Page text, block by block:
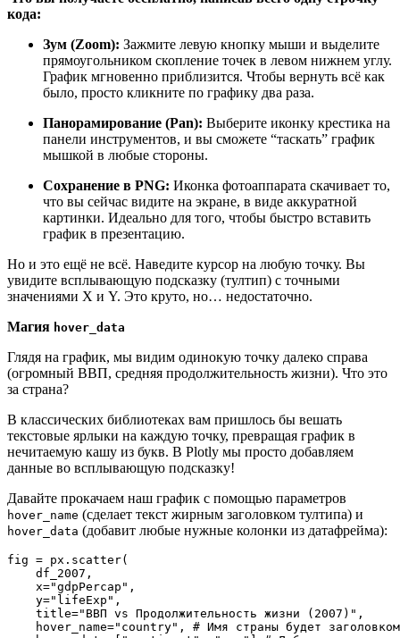
кода:
Зум (Zoom): Зажмите левую кнопку мыши и выделите
прямоугольником скопление точек в левом нижнем углу.
График мгновенно приблизится. Чтобы вернуть всё как
было, просто кликните по графику два раза.
Панорамирование (Pan): Выберите иконку крестика на
панели инструментов, и вы сможете “таскать” график
мышкой в любые стороны.
Сохранение в PNG: Иконка фотоаппарата скачивает то,
что вы сейчас видите на экране, в виде аккуратной
картинки. Идеально для того, чтобы быстро вставить
график в презентацию.
Но и это ещё не всё. Наведите курсор на любую точку. Вы
увидите всплывающую подсказку (тултип) с точными
значениями X и Y. Это круто, но… недостаточно.
Магия hover_data
Глядя на график, мы видим одинокую точку далеко справа
(огромный ВВП, средняя продолжительность жизни). Что это
за страна?
В классических библиотеках вам пришлось бы вешать
текстовые ярлыки на каждую точку, превращая график в
нечитаемую кашу из букв. В Plotly мы просто добавляем
данные во всплывающую подсказку!
Давайте прокачаем наш график с помощью параметров
hover_name (сделает текст жирным заголовком тултипа) и
hover_data (добавит любые нужные колонки из датафрейма):
fig = px.scatter(
    df_2007,
    x="gdpPercap",
    y="lifeExp",
    title="ВВП vs Продолжительность жизни (2007)",
hover_name="country", # Имя страны будет